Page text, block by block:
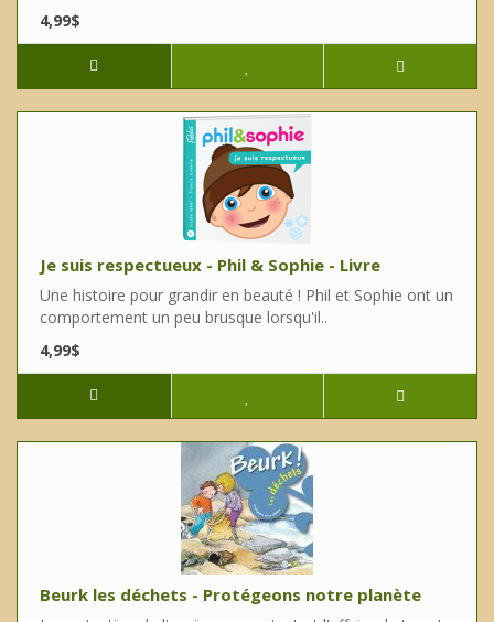
4,99$
Je suis respectueux - Phil & Sophie - Livre
Une histoire pour grandir en beauté ! Phil et Sophie ont un
comportement un peu brusque lorsqu'il..
4,99$
Beurk les déchets - Protégeons notre planète